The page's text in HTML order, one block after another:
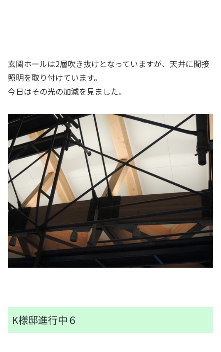
玄関ホールは2層吹き抜けとなっていますが、天井に間接
照明を取り付けています。
今日はその光の加減を見ました。
K様邸進行中６